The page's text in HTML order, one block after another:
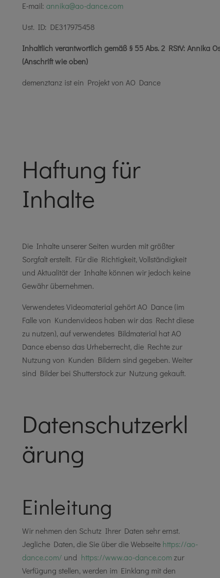
E-mail: annika@ao-dance.com
Ust. ID: DE317975458
Inhaltlich verantwortlich gemäß § 55 Abs. 2 RStV: Annika
(Anschrift wie oben)
demenztanz ist ein Projekt von AO Dance
Haftung für
Inhalte
Die Inhalte unserer Seiten wurden mit größter
Sorgfalt erstellt. Für die Richtigkeit, Vollständigkeit
und Aktualität der Inhalte können wir jedoch keine
Gewähr übernehmen.
Verwendetes Videomaterial gehört AO Dance (im
Falle von Kundenvideos haben wir das Recht diese
zu nutzen), auf verwendetes Bildmaterial hat AO
Dance ebenso das Urheberrecht, die Rechte zur
Nutzung von Kunden Bildern sind gegeben. Weiter
sind Bilder bei Shutterstock zur Nutzung gekauft.
Datenschutzerkl
ärung
Einleitung
Wir nehmen den Schutz Ihrer Daten sehr ernst.
Jegliche Daten, die Sie über die Webseite https://ao-
dance.com/und https://www.ao-dance.comzur
Verfügung stellen, werden im Einklang mit den